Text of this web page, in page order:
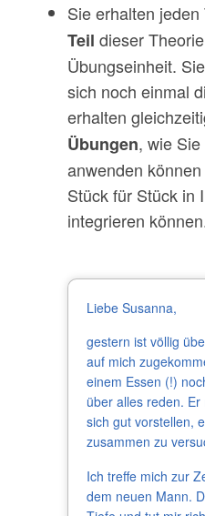
Sie erhalten jeden
Teil dieser
Übungseinheit.
sich noch einmal
erhalten
Übungen, wie
anwenden
Stück für Stück in
integrieren
Liebe Susanna,
gestern ist völlig
auf mich
einem Essen (!)
über alles reden.
sich gut vorstellen,
zusammen zu
Ich treffe mich zur
dem neuen Mann.